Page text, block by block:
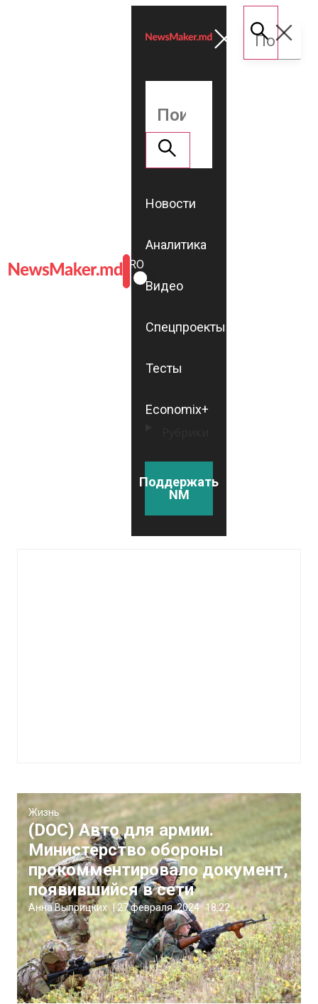
ROMÂNĂ
RU
Новости
Аналитика
Видео
Спецпроекты
Тесты
Economix+
Поддержать
NM
Жизнь
(DOC) Авто для армии.
Министерство обороны
прокомментировало документ,
появившийся в сети
Анна Выприцких | 27 февраля, 2024 18:22